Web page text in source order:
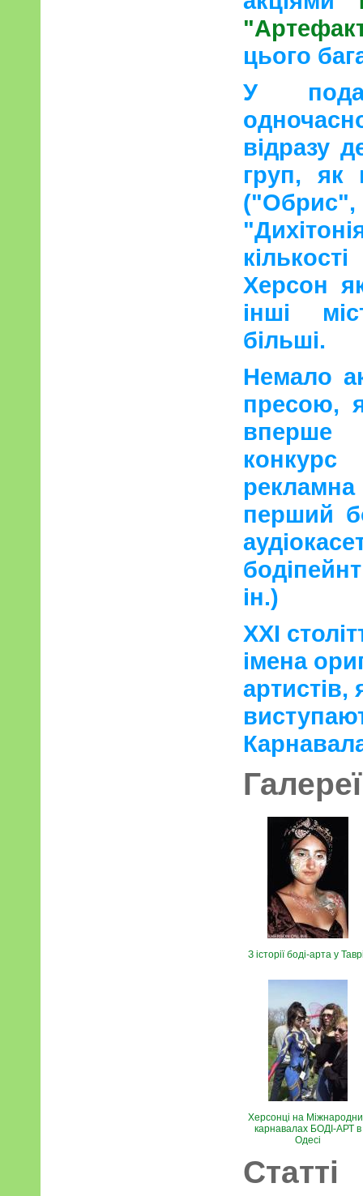
цього
У
відразу
груп, як
Херсон
інші
більші.
Немало
пресою,
вперше
перший
ін.)
XXI
імена
артистів,
Галереї
З історії боді-арта у
Херсонці на
карнавалах БОДІ-АРТ в
Одесі
Статті